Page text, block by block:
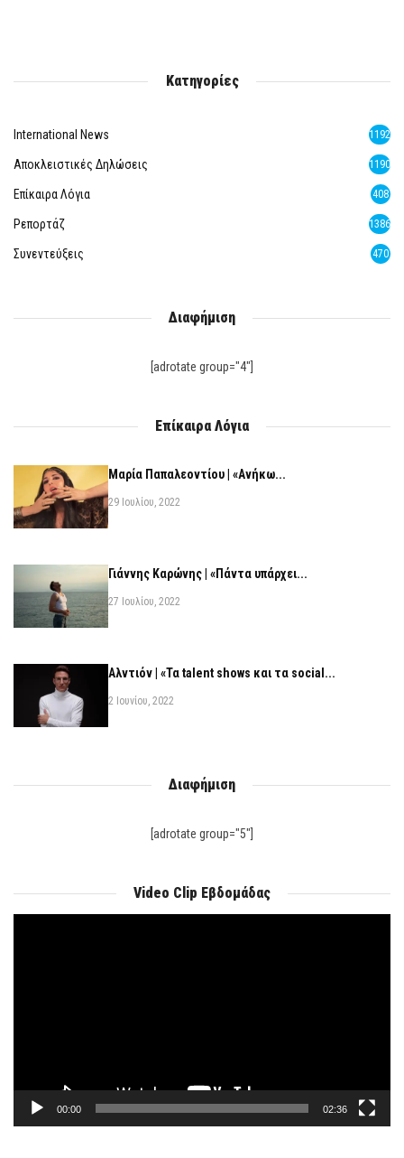
Κατηγορίες
International News 1192
Αποκλειστικές Δηλώσεις 1190
Επίκαιρα Λόγια 408
Ρεπορτάζ 1386
Συνεντεύξεις 470
Διαφήμιση
[adrotate group="4"]
Επίκαιρα Λόγια
Μαρία Παπαλεοντίου | «Ανήκω...
29 Ιουλίου, 2022
Γιάννης Καρώνης | «Πάντα υπάρχει...
27 Ιουλίου, 2022
Αλντιόν | «Τα talent shows και τα social...
2 Ιουνίου, 2022
Διαφήμιση
[adrotate group="5"]
Video Clip Εβδομάδας
00:00 02:36